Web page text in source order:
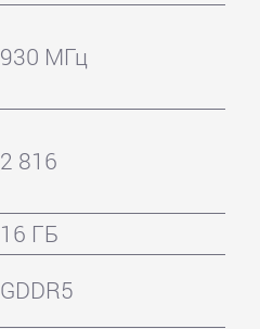
930 МГц
2 816
16 ГБ
GDDR5